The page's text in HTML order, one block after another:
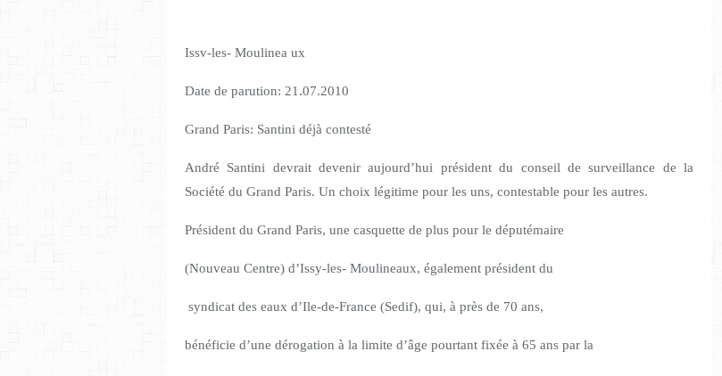
Issv-les- Moulinea ux
Date de parution: 21.07.2010
Grand Paris: Santini déjà contesté
André Santini devrait devenir aujourd’hui président du conseil de surveillance de la
Société du Grand Paris. Un choix légitime pour les uns, contestable pour les autres.
Président du Grand Paris, une casquette de plus pour le députémaire
(Nouveau Centre) d’Issy-les- Moulineaux, également président du
syndicat des eaux d’Ile-de-France (Sedif), qui, à près de 70 ans,
bénéficie d’une dérogation à la limite d’âge pourtant fixée à 65 ans par la